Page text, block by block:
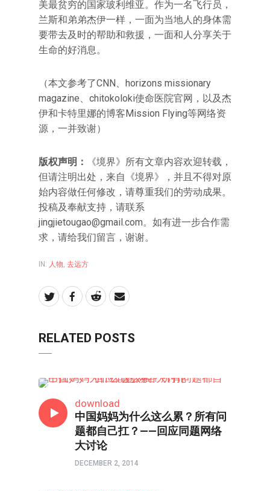
美最贫穷的国家玻利维亚。作为一名飞行员，
兰斯和弟弟杰伊一样，一面为当地人的身体需
要带去及时的帮助和救援，一面和人分享关于
生命的好消息。
（本文参考了CNN、horizons missionary
magazine、chitokoloki使命医院官网，以及杰
伊和卡特里娜的博客Mission Flying等网络资
源，一并致谢）
版权声明：
《境界》所有文章内容欢迎转载，
但请注明出处，来自《境界》，并且不得对原
始内容做任何修改，请尊重我们的劳动成果。
投稿及奉献支持，请联系
jingjietougao@gmail.com。如有进一步合作需
求，请给我们留言，谢谢。
IN: 人物 去远方
RELATED POSTS
download
中国妈妈为什么这么累？所有问
题都自己扛？——回应同题网络
大讨论
DECEMBER 2, 2014